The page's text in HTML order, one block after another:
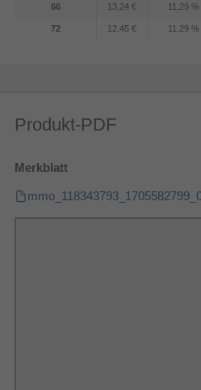
66 13,24 € 11,29 %
72 12,45 € 11,29 %
Produkt-PDF
Merkblatt